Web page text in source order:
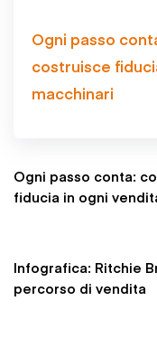
Ogni passo
costruisce
macchinari
Ogni passo conta:
fiducia in ogni
Infografica: Ritchie
percorso di vendita